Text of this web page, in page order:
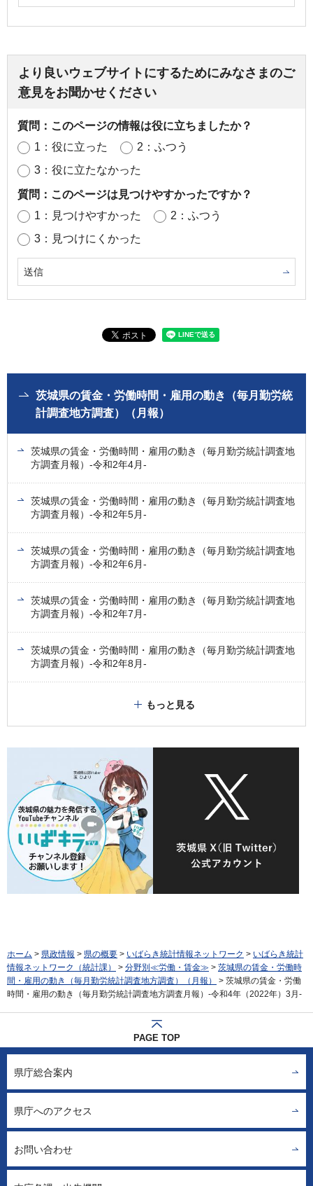
より良いウェブサイトにするためにみなさまのご
意見をお聞かせください
質問：このページの情報は役に立ちましたか？
1：役に立った
2：ふつう
3：役に立たなかった
質問：このページは見つけやすかったですか？
1：見つけやすかった
2：ふつう
3：見つけにくかった
茨城県の賃金・労働時間・雇用の動き（毎月勤労統
計調査地方調査）（月報）
茨城県の賃金・労働時間・雇用の動き（毎月勤労統計調査地
方調査月報）-令和2年4月-
茨城県の賃金・労働時間・雇用の動き（毎月勤労統計調査地
方調査月報）-令和2年5月-
茨城県の賃金・労働時間・雇用の動き（毎月勤労統計調査地
方調査月報）-令和2年6月-
茨城県の賃金・労働時間・雇用の動き（毎月勤労統計調査地
方調査月報）-令和2年7月-
茨城県の賃金・労働時間・雇用の動き（毎月勤労統計調査地
方調査月報）-令和2年8月-
もっと見る
ホーム > 県政情報 > 県の概要 > いばらき統計情報ネットワーク > いばらき統計
情報ネットワーク（統計課）
> 分野別≪労働・賃金≫ > 茨城県の賃金・労働時
間・雇用の動き（毎月勤労統計調査地方調査）（月報）
> 茨城県の賃金・労働
時間・雇用の動き（毎月勤労統計調査地方調査月報）-令和4年（2022年）3月-
PAGE TOP
県庁総合案内
県庁へのアクセス
お問い合わせ